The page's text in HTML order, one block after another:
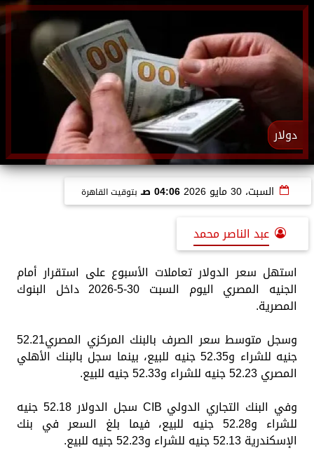
دولار
السبت، 30 مايو 2026 04:06 صـ بتوقيت القاهرة
عبد الناصر محمد
استهل سعر الدولار تعاملات الأسبوع على استقرار أمام
الجنيه المصري اليوم السبت 30-5-2026 داخل البنوك
المصرية.
وسجل متوسط سعر الصرف بالبنك المركزي المصري52.21
جنيه للشراء و52.35 جنيه للبيع، بينما سجل بالبنك الأهلي
المصري 52.23 جنيه للشراء و52.33 جنيه للبيع.
وفي البنك التجاري الدولي CIB سجل الدولار 52.18 جنيه
للشراء و52.28 جنيه للبيع، فيما بلغ السعر في بنك
الإسكندرية 52.13 جنيه للشراء و52.23 جنيه للبيع.